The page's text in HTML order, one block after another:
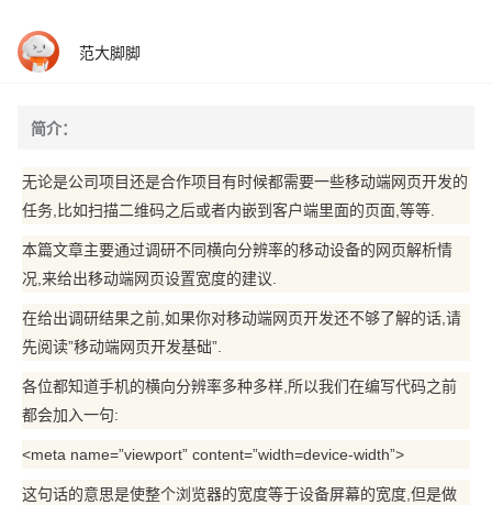
范大脚脚
简介：
无论是公司项目还是合作项目有时候都需要一些移动端网页开发的
任务,比如扫描二维码之后或者内嵌到客户端里面的页面,等等.
本篇文章主要通过调研不同横向分辨率的移动设备的网页解析情
况,来给出移动端网页设置宽度的建议.
在给出调研结果之前,如果你对移动端网页开发还不够了解的话,请
先阅读”移动端网页开发基础”.
各位都知道手机的横向分辨率多种多样,所以我们在编写代码之前
都会加入一句:
<meta name=”viewport” content=”width=device-width”>
这句话的意思是使整个浏览器的宽度等于设备屏幕的宽度,但是做